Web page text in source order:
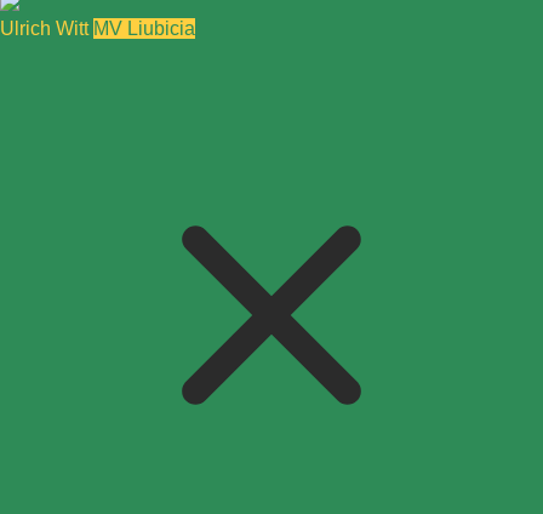
Ulrich Witt MV Liubicia